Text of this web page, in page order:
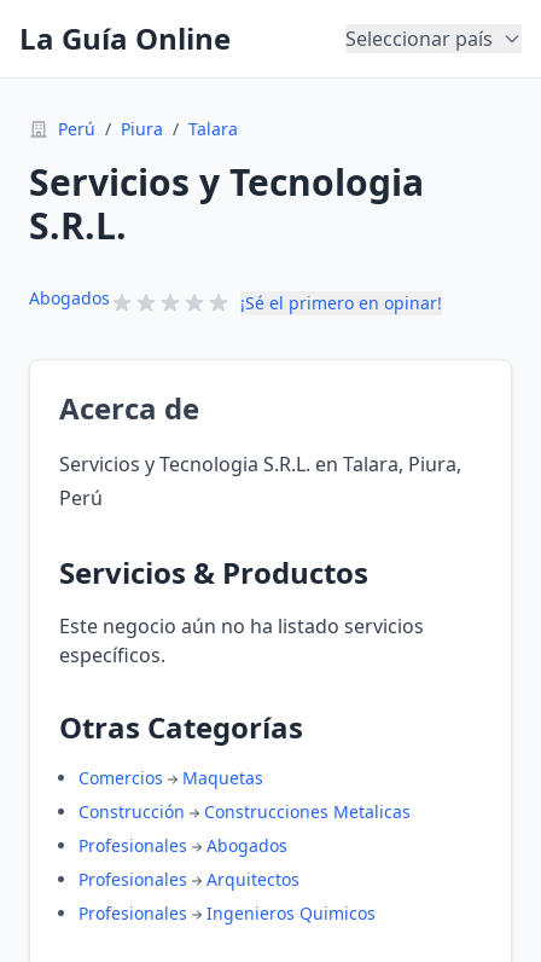
La Guía Online Seleccionar país
Perú / Piura / Talara
Servicios y Tecnologia
S.R.L.
Abogados ¡Sé el primero en opinar!
Acerca de
Servicios y Tecnologia S.R.L. en Talara, Piura,
Perú
Servicios & Productos
Este negocio aún no ha listado servicios
específicos.
Otras Categorías
Comercios
Maquetas
Construcción
Construcciones Metalicas
Profesionales
Abogados
Profesionales
Arquitectos
Profesionales
Ingenieros Quimicos